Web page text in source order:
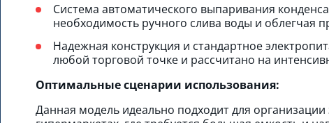
Система автоматического выпаривания
необходимость ручного слива воды и облегчая
Надежная конструкция и стандартное
любой торговой точке и рассчитано на
Оптимальные сценарии использования:
Данная модель идеально подходит для